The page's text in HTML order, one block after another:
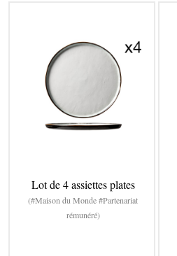
Lot de 4 assiettes plates
(#Maison du Monde #Partenariat
rémunéré)